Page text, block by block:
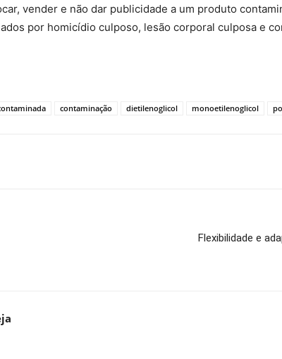
vender e não dar publicidade a um produto
por homicídio culposo, lesão corporal culposa e
contaminação dietilenoglicol monoetilenoglicol
Flexibilidade e